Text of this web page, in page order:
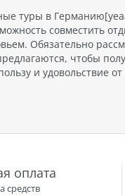
туры в
совместить
Обязательно
чтобы
и удовольствие от
оплата
средств